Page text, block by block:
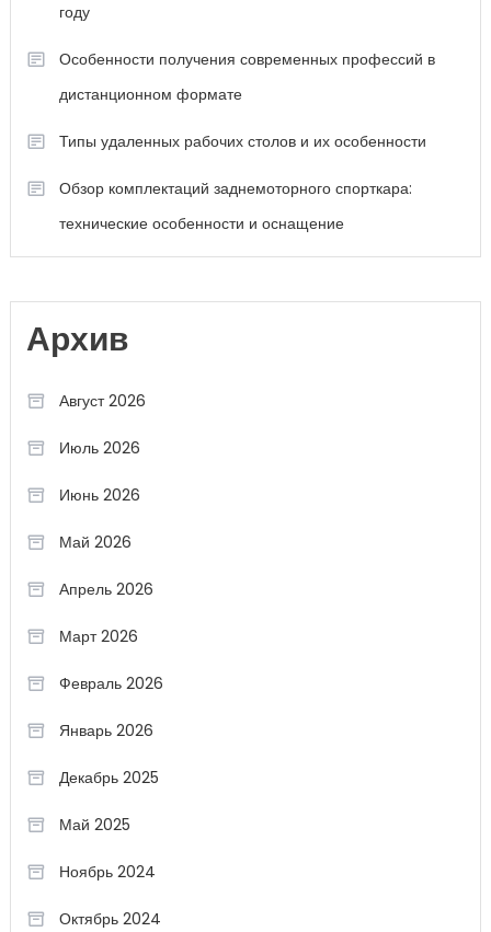
году
Особенности получения современных профессий в
дистанционном формате
Типы удаленных рабочих столов и их особенности
Обзор комплектаций заднемоторного спорткара:
технические особенности и оснащение
Архив
Август 2026
Июль 2026
Июнь 2026
Май 2026
Апрель 2026
Март 2026
Февраль 2026
Январь 2026
Декабрь 2025
Май 2025
Ноябрь 2024
Октябрь 2024